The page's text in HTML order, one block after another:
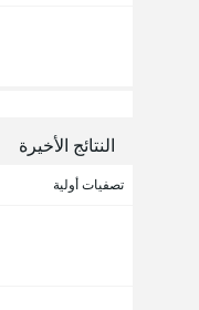
النتائج الأخيرة
تصفيات أولية